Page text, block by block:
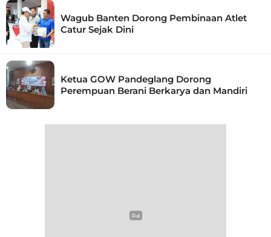
Wagub Banten Dorong Pembinaan Atlet
Catur Sejak Dini
Ketua GOW Pandeglang Dorong
Perempuan Berani Berkarya dan Mandiri